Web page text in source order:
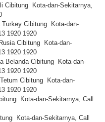
Cibitung Kota-dan-Sekitarnya,
Turkey Cibitung Kota-dan-
1920 1920
Cibitung Kota-dan-
1920 1920
Belanda Cibitung Kota-dan-
1920 1920
Cibitung Kota-dan-
1920 1920
Kota-dan-Sekitarnya, Call
Kota-dan-Sekitarnya, Call